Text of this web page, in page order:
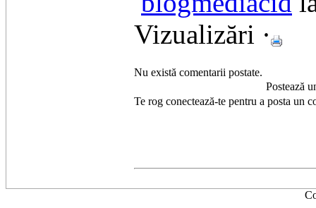
Vizualizări ·
Nu există comentarii postate.
Postează
Te rog conectează-te pentru a posta un